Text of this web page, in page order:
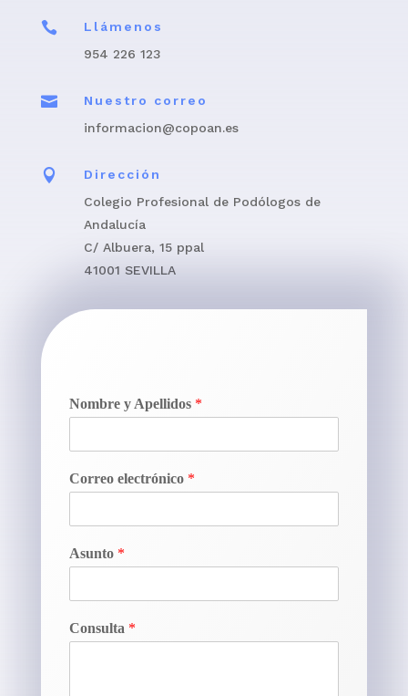

Llámenos
954 226 123

Nuestro correo
informacion@copoan.es

Dirección
Colegio Profesional de Podólogos de
Andalucía
C/ Albuera, 15 ppal
41001 SEVILLA
Nombre y Apellidos *
Correo electrónico *
Asunto *
Consulta *